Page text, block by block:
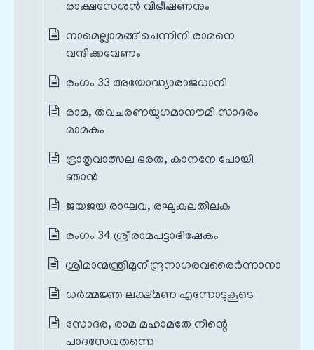
രാക്ഷസേശൻ വിഭീഷണനും
നാമെല്ലാമങ്ങ് ചെന്നിനി രാമനെ
വന്ദിക്കവേണം
രംഗം 33 അയോദ്ധ്യാരാജധാനി
രാമ, തവചരണയുഗമാനൗമി സാദരം
മാമകം
ഭ്രാതൃവാത്സല ഭരത, കാനനേ പോയി
ഞാൻ
ജയജയ രാഘവ, രഘുകുലതിലക
രംഗം 34 ശ്രീരാമപട്ടാഭിഷേകം
ശ്രീമാന്മന്ത്രിമുനീന്ദ്രനാഗരവരൈർന്നാനാ
ധർമ്മജ്ഞ ലക്ഷ്മണ എന്നോടുകൂടെ
സോദര, രാമ മഹാമതേ നിന്റെ
പാദസേവതന്നെ